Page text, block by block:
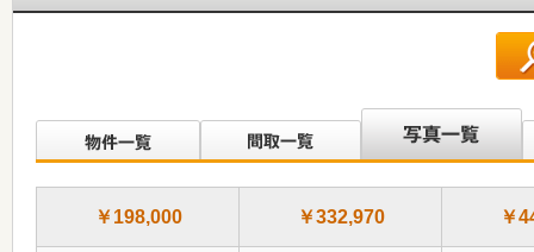
￥198,000 ￥332,970 ￥